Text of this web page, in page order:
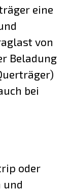
eine
von
Beladung
bei
oder
und